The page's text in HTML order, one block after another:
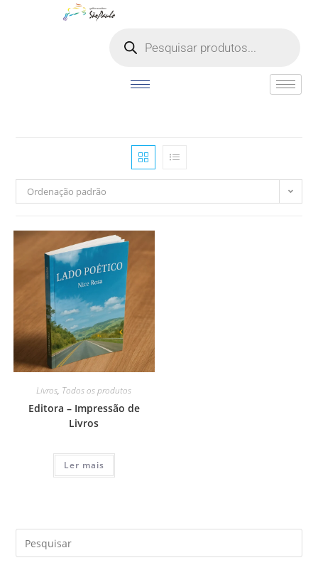
Ordenação padrão
Livros, Todos os produtos
Editora – Impressão de
Livros
Ler mais